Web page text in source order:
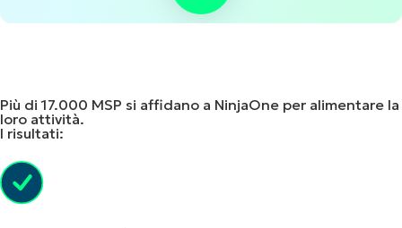
Nome
Aziendale
Numero
telefono
Paese
Più di 17.000 MSP si affidano a NinjaOne per alimentare la
loro attività.
I risultati: